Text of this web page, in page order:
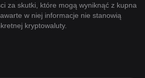
za skutki, które mogą wyniknąć z kupna
w niej informacje nie stanowią
kryptowaluty.